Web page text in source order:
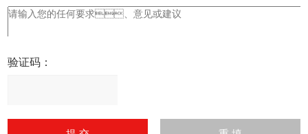
验证码：